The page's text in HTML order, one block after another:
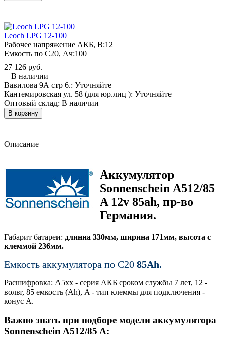
Leoch LPG 12-100
Рабочее напряжение АКБ, B:12
Емкость по С20, Ач:100
27 126 руб.
В наличии
Вавилова 9А стр 6.: Уточняйте
Кантемировская ул. 58 (для юр.лиц ): Уточняйте
Оптовый склад: В наличии
В корзину
Описание
Аккумулятор
Sonnenschein A512/85
A 12v 85ah, пр-во
Германия.
Габарит батареи: длинна 330мм, ширина 171мм, высота с
клеммой 236мм.
Емкость аккумулятора по С20 85Ah.
Расшифровка: A5xx - серия АКБ сроком службы 7 лет, 12 -
вольт, 85 емкость (Ah), A - тип клеммы для подключения -
конус A.
Важно знать при подборе модели аккумулятора
Sonnenschein A512/85 A: